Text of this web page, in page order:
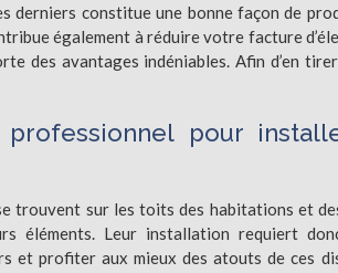
derniers constitue une bonne façon de
également à réduire votre facture
des avantages indéniables. Afin d’en
pour
trouvent sur les toits des habitations et
éléments. Leur installation requiert
et profiter aux mieux des atouts de ces